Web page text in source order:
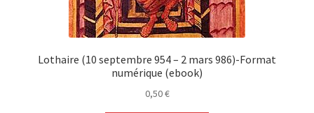
Lothaire (10 septembre 954 – 2 mars 986)-Format
numérique (ebook)
0,50€